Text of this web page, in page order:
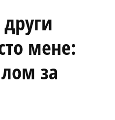
мене:
за